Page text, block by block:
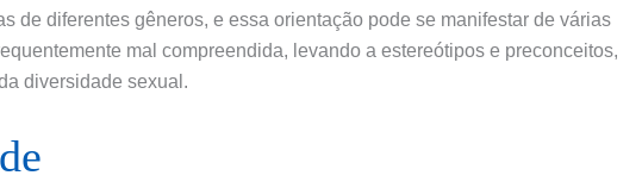
de diferentes gêneros, e essa orientação pode se manifestar de várias
mal compreendida, levando a estereótipos e preconceitos,
diversidade sexual.